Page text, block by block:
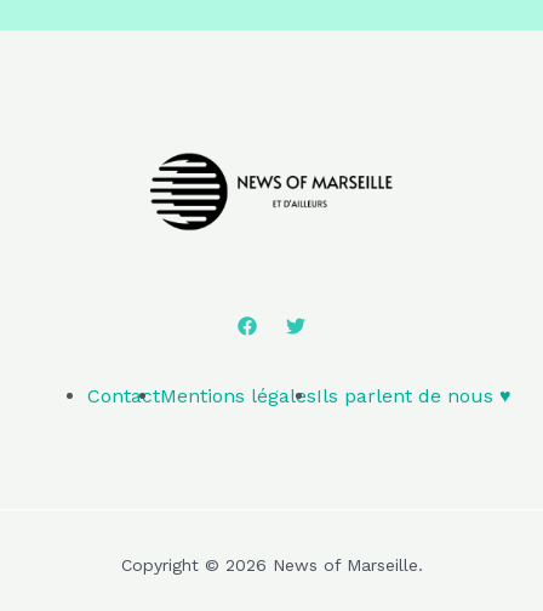
ContactMentions légalesIls parlent de nous ♥️
Copyright © 2026 News of Marseille.